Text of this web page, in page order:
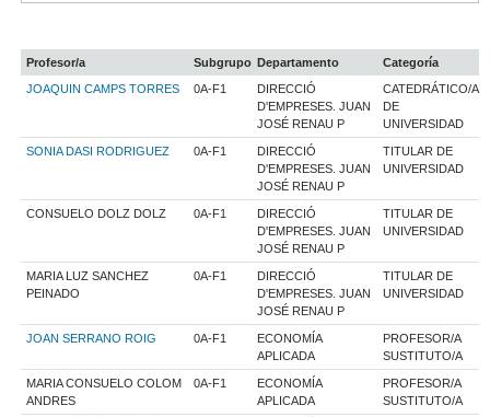
Profesor/a Subgrupo Departamento
Categoría
JOAQUIN CAMPS TORRES
0A-F1
DIRECCIÓ
D'EMPRESES. JUAN
JOSÉ RENAU P
CATEDRÁTICO/A
DE
UNIVERSIDAD
SONIA DASI RODRIGUEZ 0A-F1
DIRECCIÓ
D'EMPRESES. JUAN
JOSÉ RENAU P
TITULAR DE
UNIVERSIDAD
CONSUELO DOLZ DOLZ 0A-F1
DIRECCIÓ
D'EMPRESES. JUAN
JOSÉ RENAU P
TITULAR DE
UNIVERSIDAD
MARIA LUZ SANCHEZ
PEINADO
0A-F1
DIRECCIÓ
D'EMPRESES. JUAN
JOSÉ RENAU P
TITULAR DE
UNIVERSIDAD
JOAN SERRANO ROIG 0A-F1
ECONOMÍA
APLICADA
PROFESOR/A
SUSTITUTO/A
MARIA CONSUELO COLOM
ANDRES
0A-F1
ECONOMÍA
APLICADA
PROFESOR/A
SUSTITUTO/A